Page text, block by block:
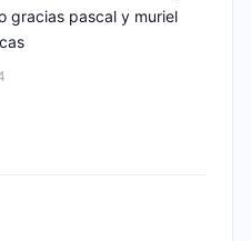
gracias pascal y muriel